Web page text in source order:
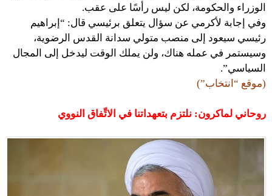
الوزراء والحكومة، لكن ليس رأسًا على عقب.
وفي إجابة لأكرمي عن سؤال يتعلق برئيسي قال: “إبراهيم
رئيسي سيعود إلى منصب متولي سدانة القدس الرضوية،
وسيستمر في عمله هناك، ولن يملك الوقت ليدخل إلى المجال
السياسي”.
(موقع “انتخاب”)
روحاني لماكرون: نلتزم بتعهداتنا في الاتِّفاق النووي